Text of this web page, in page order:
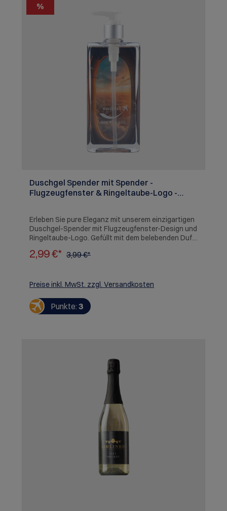
%
Duschgel Spender mit Spender -
Flugzeugfenster & Ringeltaube-Logo -
Erleben Sie pure Eleganz mit unserem einzigartigen
Duschgel-Spender mit Flugzeugfenster-Design und
Ringeltaube-Logo. Gefüllt mit dem belebenden Duft
Reinigung und erfrischende Pflege. Der praktische
Fan!
2,99 €* 3,99 €*
Preise inkl. MwSt. zzgl. Versandkosten
Punkte: 3